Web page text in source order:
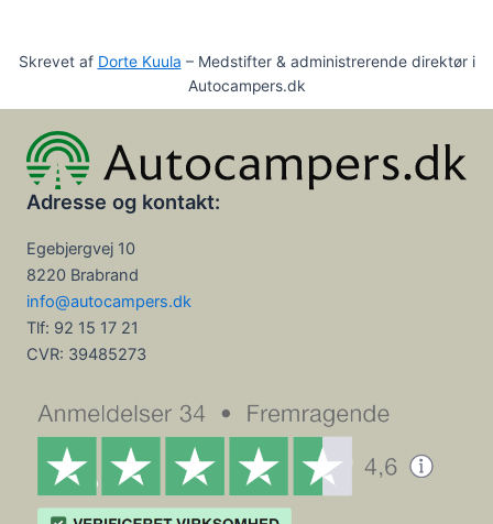
Skrevet af Dorte Kuula – Medstifter & administrerende direktør i
Autocampers.dk
Adresse og kontakt:
Egebjergvej 10
8220 Brabrand
info@autocampers.dk
Tlf: 92 15 17 21
CVR: 39485273